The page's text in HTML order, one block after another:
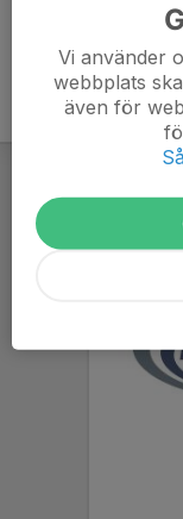
Vi använder
webbplats
även för